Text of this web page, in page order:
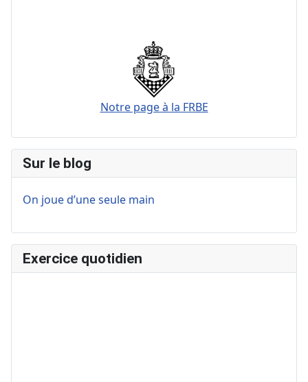
Notre page à la FRBE
Sur le blog
On joue d’une seule main
Exercice quotidien